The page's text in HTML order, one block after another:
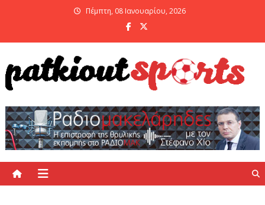
Πέμπτη, 08 Ιανουαρίου, 2026